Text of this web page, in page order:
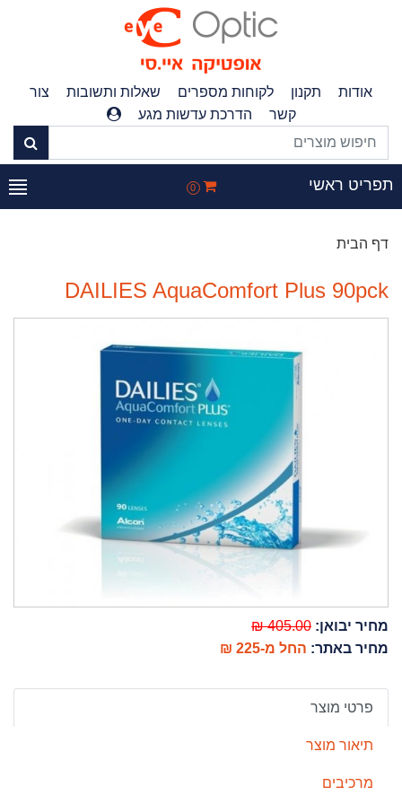
אודות תקנון לקוחות מספרים שאלות ותשובות
צור
קשר
הדרכת עדשות מגע
תפריט ראשי 0
דף הבית
DAILIES AquaComfort Plus 90pck
מחיר יבואן: 405.00 ₪
מחיר באתר: החל מ-225 ₪
פרטי מוצר
תיאור מוצר
מרכיבים